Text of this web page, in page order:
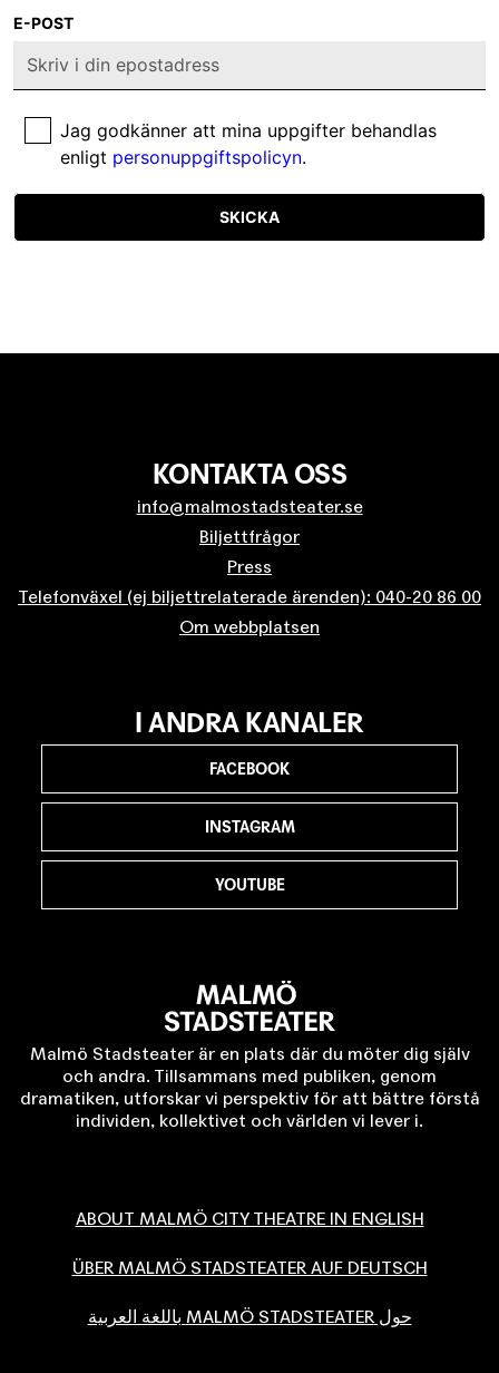
E-POST
Jag godkänner att mina uppgifter behandlas
enligt personuppgiftspolicyn.
SKICKA
KONTAKTA OSS
info@malmostadsteater.se
Biljettfrågor
Press
Telefonväxel (ej biljettrelaterade ärenden): 040-20 86 00
Om webbplatsen
Malmö Stadsteater är en plats där du möter dig själv
och andra. Tillsammans med publiken, genom
dramatiken, utforskar vi perspektiv för att bättre förstå
individen, kollektivet och världen vi lever i.
ABOUT MALMÖ CITY THEATRE IN ENGLISH
ÜBER MALMÖ STADSTEATER AUF DEUTSCH
حول MALMÖ STADSTEATER باللغة العربية
I ANDRA KANALER
FACEBOOK
INSTAGRAM
YOUTUBE